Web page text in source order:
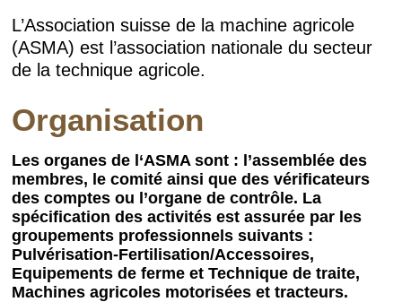
L’Association suisse de la machine agricole
(ASMA) est l’association nationale du secteur
de la technique agricole.
Organisation
Les organes de l‘ASMA sont : l’assemblée des
membres, le comité ainsi que des vérificateurs
des comptes ou l’organe de contrôle. La
spécification des activités est assurée par les
groupements professionnels suivants :
Pulvérisation-Fertilisation/Accessoires,
Equipements de ferme et Technique de traite,
Machines agricoles motorisées et tracteurs.